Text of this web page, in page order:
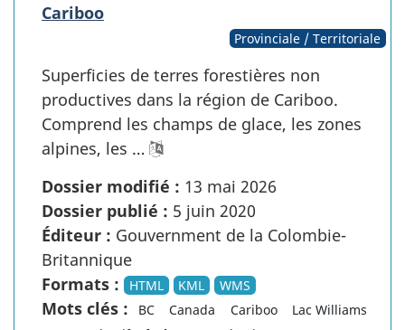
Cariboo
Provinciale / Territoriale
Superficies de terres forestières non
productives dans la région de Cariboo.
Comprend les champs de glace, les zones
alpines, les …
Dossier modifié : 13 mai 2026
Dossier publié : 5 juin 2020
Éditeur : Gouvernment de la Colombie-
Britannique
Formats :
HTML KML WMS
Mots clés : BC Canada Cariboo
Lac Williams